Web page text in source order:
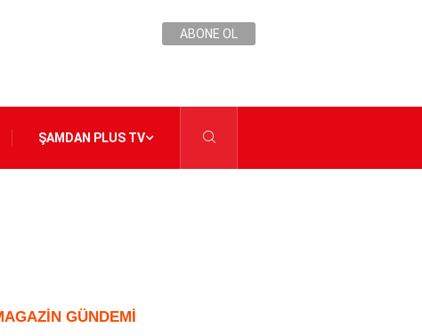
ABONE OL
ŞAMDAN PLUS TV
GÜNDEMI